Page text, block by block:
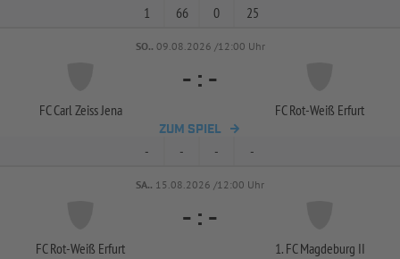
1 66 0 25
SO.. 09.08.2026 /12:00 Uhr
FC Carl Zeiss Jena
- : -
FC Rot-Weiß Erfurt
ZUM SPIEL
- - - -
SA.. 15.08.2026 /12:00 Uhr
FC Rot-Weiß Erfurt
- : -
1. FC Magdeburg II